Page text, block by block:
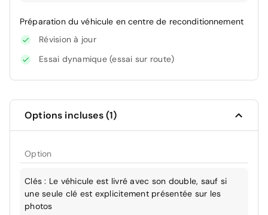
Préparation du véhicule en centre de reconditionnement
Révision à jour
Essai dynamique (essai sur route)
Options incluses (1)
Option
Clés : Le véhicule est livré avec son double, sauf si
une seule clé est explicitement présentée sur les
photos